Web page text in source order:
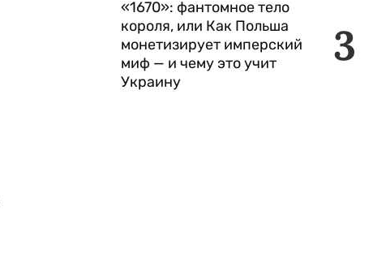
3
«1670»: фантомное тело
короля, или Как Польша
монетизирует имперский
миф — и чему это учит
Украину